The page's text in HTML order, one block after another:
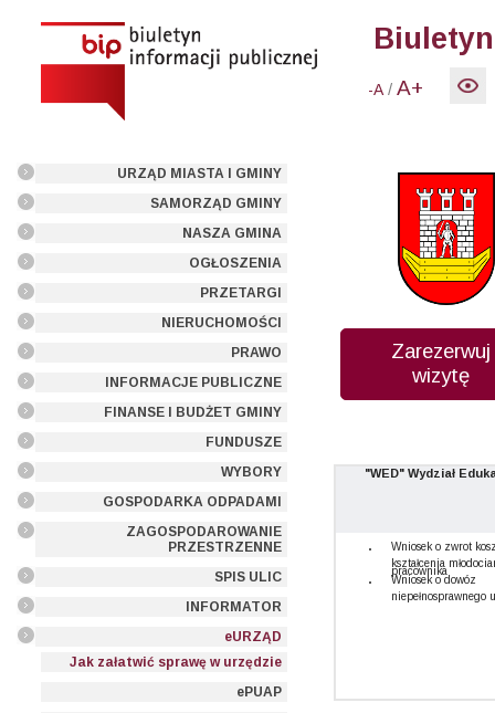
-A /A+
URZĄD MIASTA I GMINY
SAMORZĄD GMINY
NASZA GMINA
OGŁOSZENIA
PRZETARGI
NIERUCHOMOŚCI
PRAWO
INFORMACJE PUBLICZNE
FINANSE I BUDŻET GMINY
FUNDUSZE
WYBORY
GOSPODARKA ODPADAMI
ZAGOSPODAROWANIE
PRZESTRZENNE
SPIS ULIC
INFORMATOR
eURZĄD
Jak załatwić sprawę w urzędzie
ePUAP
Zarezerwuj
wizytę
"WED" Wydział
Wniosek o zwrot
kształcenia
pracownika
Wniosek o dowóz
niepełnosprawnego